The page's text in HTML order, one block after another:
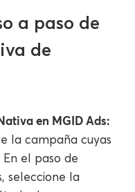
a paso de
de
en MGID Ads:
la campaña cuyas
el paso de
seleccione la